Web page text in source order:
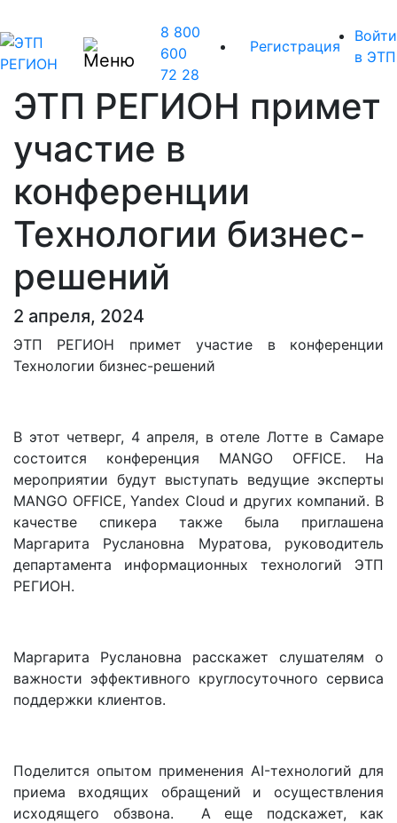
8 800
600
72 28
Регистрация
Войти
в ЭТП
ЭТП РЕГИОН примет
участие в
конференции
Технологии бизнес-
решений
2 апреля, 2024
ЭТП РЕГИОН примет участие в конференции
Технологии бизнес-решений
В этот четверг, 4 апреля, в отеле Лотте в Самаре
состоится конференция MANGO OFFICE. На
мероприятии будут выступать ведущие эксперты
MANGO OFFICE, Yandex Cloud и других компаний. В
качестве спикера также была приглашена
Маргарита Руслановна Муратова, руководитель
департамента информационных технологий ЭТП
РЕГИОН.
Маргарита Руслановна расскажет слушателям о
важности эффективного круглосуточного сервиса
поддержки клиентов.
Поделится опытом применения AI-технологий для
приема входящих обращений и осуществления
исходящего обзвона. А еще подскажет, как